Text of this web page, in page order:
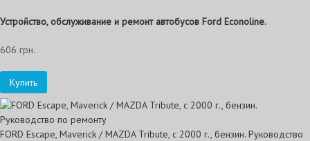
Устройство, обслуживание и ремонт автобусов Ford Econoline.
606 грн.
Купить
FORD Escape, Maverick / MAZDA Tribute, с 2000 г., бензин. Руководство